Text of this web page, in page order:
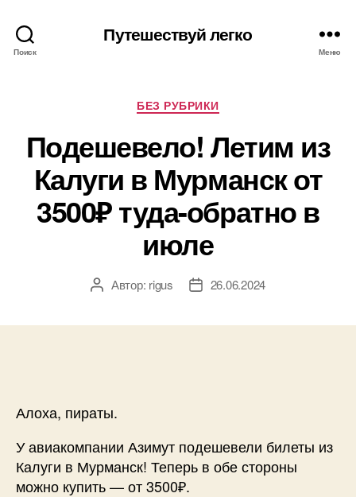
Поиск
Путешествуй легко
Меню
Рубрики
БЕЗ РУБРИКИ
Подешевело! Летим из
Калуги в Мурманск от
3500₽ туда-обратно в
июле
АвторАвтор: rigus
Дата26.06.2024
Алоха, пираты.
У авиакомпании Азимут подешевели билеты из
Калуги в Мурманск! Теперь в обе стороны
можно купить — от 3500₽.